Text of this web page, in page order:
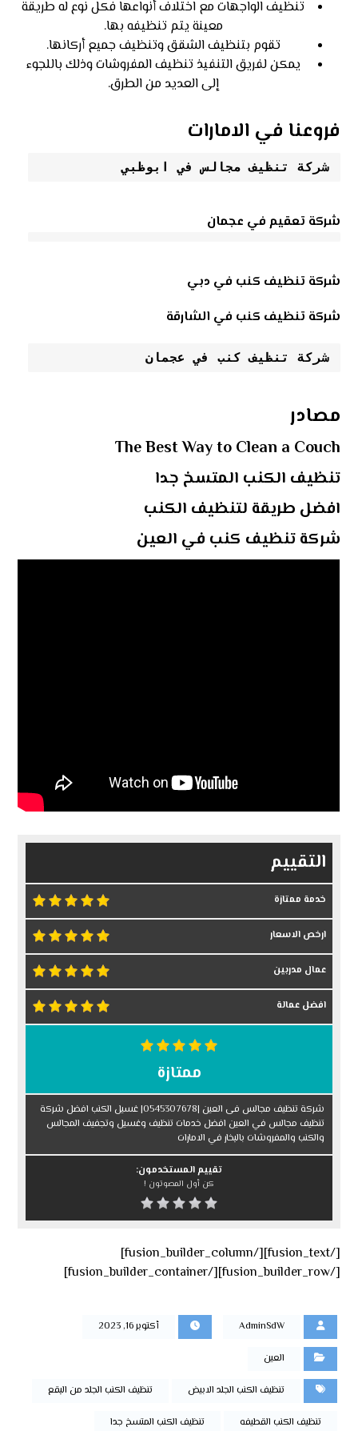
تنظيف الواجهات مع اختلاف أنواعها فكل نوع له طريقة
معينة يتم تنظيفه بها.
تقوم بتنظيف الشقق وتنظيف جميع أركانها.
يمكن لفريق التنفيذ تنظيف المفروشات وذلك باللجوء
إلى العديد من الطرق.
فروعنا في الامارات
شركة تنظيف مجالس في ابوظبي
شركة تعقيم في عجمان
شركة تنظيف كنب في دبي
شركة تنظيف كنب في الشارقة
شركة تنظيف كنب في عجمان
مصادر
The Best Way to Clean a Couch
تنظيف الكنب المتسخ جدا
افضل طريقة لتنظيف الكنب
شركة تنظيف كنب في العين
التقييم
خدمة ممتازة
ارخص الاسعار
عمال مدربين
افضل عمالة
ممتازة
شركة تنظيف مجالس فى العين |0545307678| غسيل الكنب افضل شركة
تنظيف مجالس في العين افضل خدمات تنظيف وغسيل وتجفيف المجالس
والكنب والمفروشات بالبخار في الامارات
تقييم المستخدمون:
كن أول المصوتون !
[/fusion_text][/fusion_builder_column]
[/fusion_builder_row][/fusion_builder_container]
AdminSdW أكتوبر 16, 2023
العين
تنظيف الكنب الجلد الابيض تنظيف الكنب الجلد من البقع
تنظيف الكنب القطيفه تنظيف الكنب المتسخ جدا